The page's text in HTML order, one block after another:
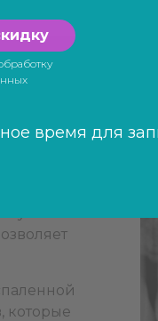
к
пролечено.
важный шаг
при
о
так как
В
которые
время для